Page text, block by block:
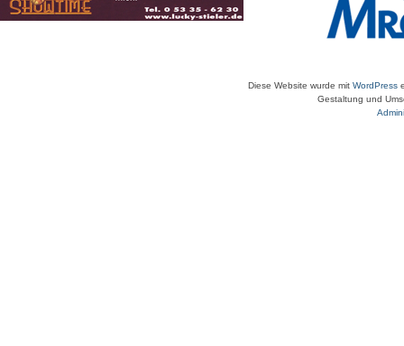
Diese Website wurde mit WordPress
Gestaltung und